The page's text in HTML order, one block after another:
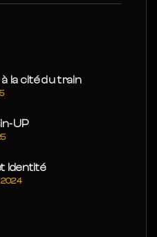
la cité du train
UP
Identité